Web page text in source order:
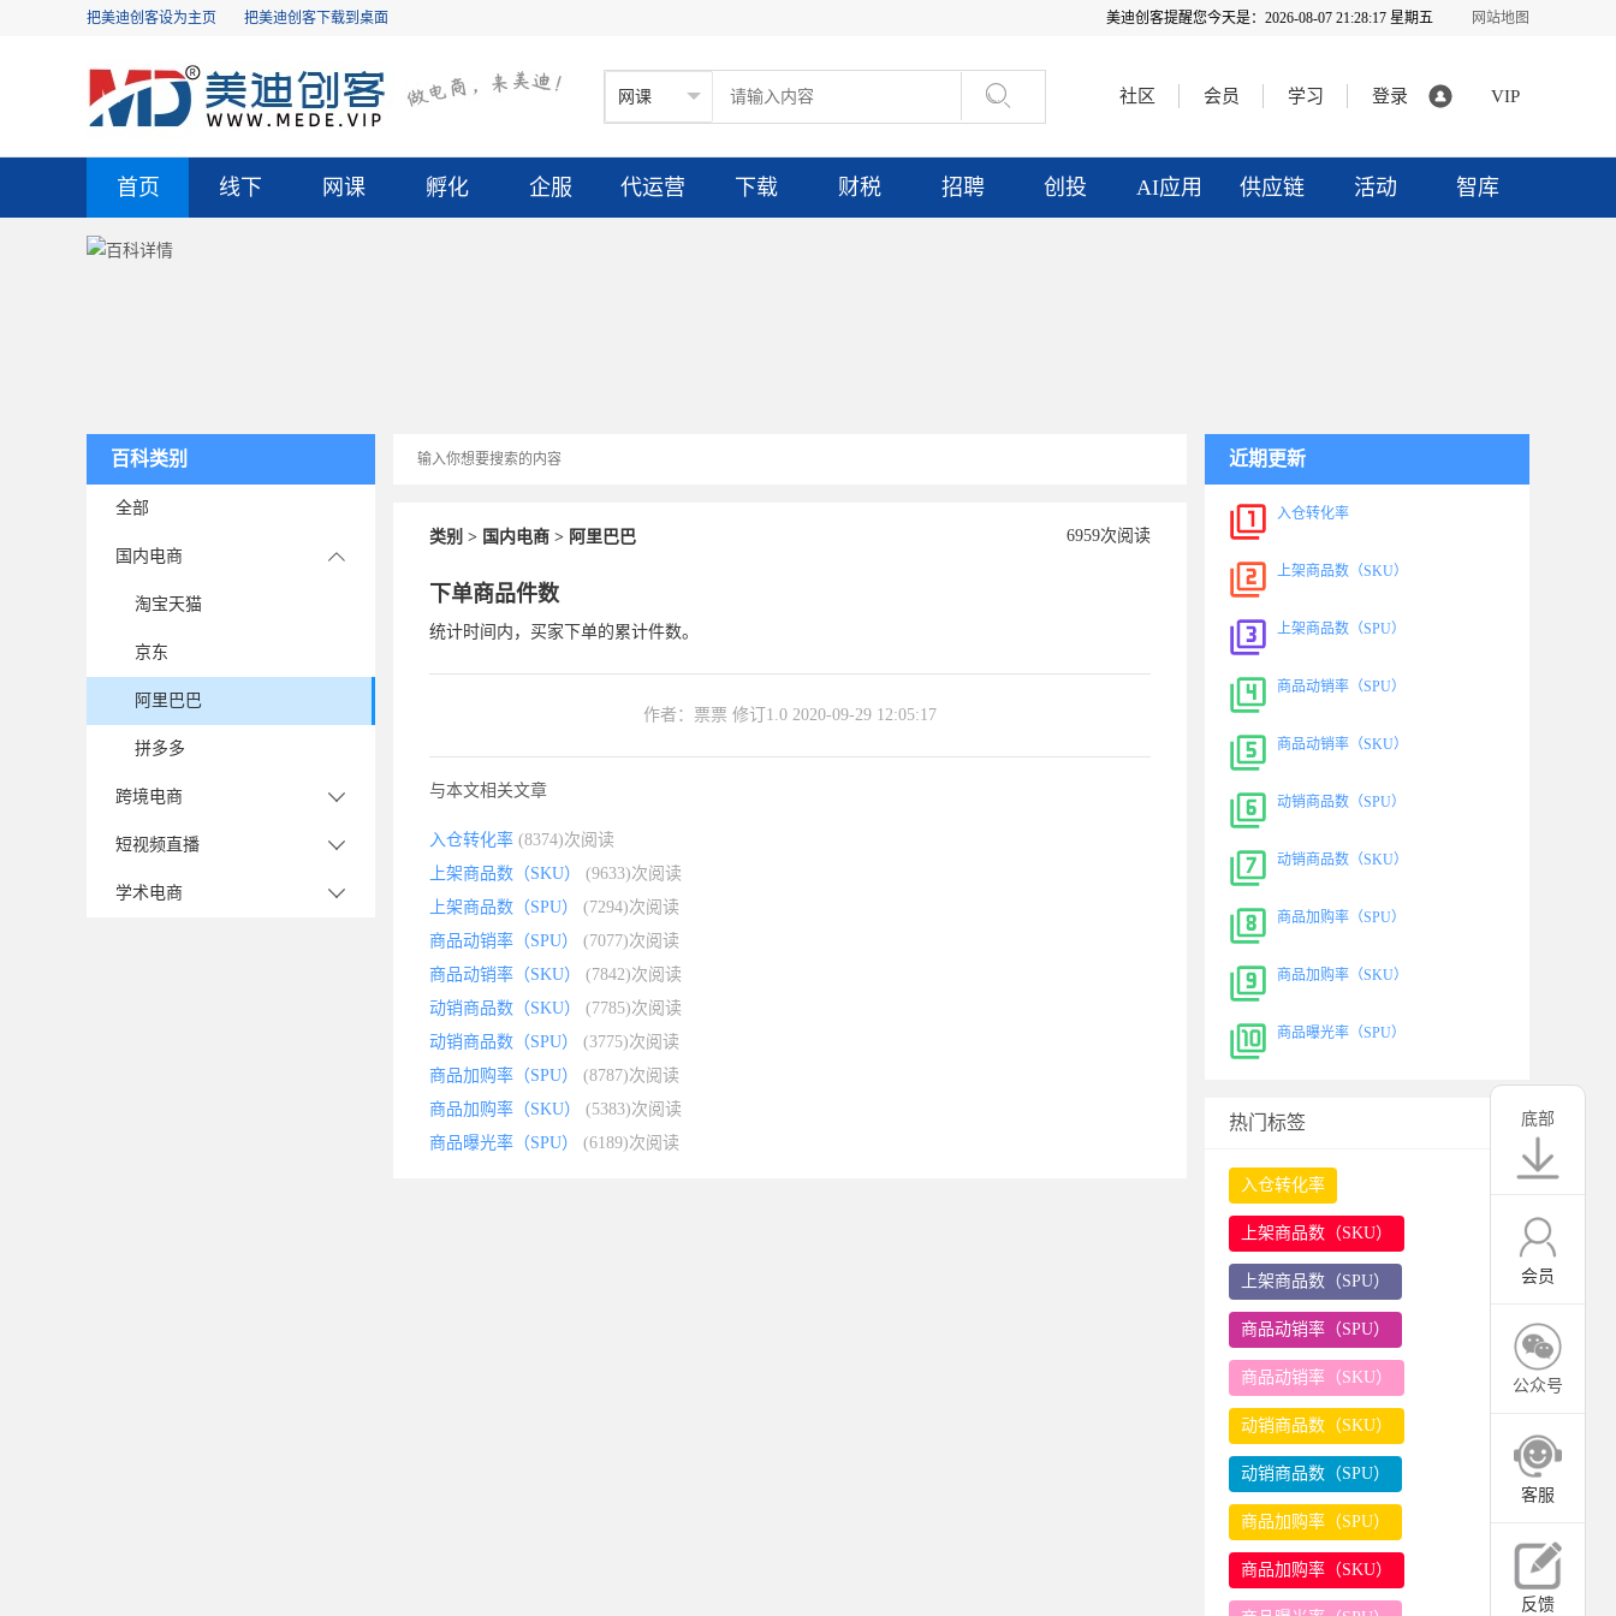
底部
会员
公众号
客服
反馈
把美迪创客设为主页 把美迪创客下载到桌面 美迪创客提醒您今天是： 2026-08-07 21:28:17 星期五 网站地图
 社区 会员 学习 登录 VIP
首页 线下 网课 孵化 企服 代运营 下载 财税 招聘 创投 AI应用 供应链 活动 智库
百科类别
全部
国内电商
淘宝天猫
京东
阿里巴巴
拼多多
跨境电商
短视频直播
学术电商
类别 > 国内电商 > 阿里巴巴 6959次阅读
下单商品件数
统计时间内，买家下单的累计件数。
作者：票票 修订1.0 2020-09-29 12:05:17
与本文相关文章
入仓转化率 (8374)次阅读
上架商品数（SKU）
(9633)次阅读
上架商品数（SPU）
(7294)次阅读
商品动销率（SPU）
(7077)次阅读
商品动销率（SKU）
(7842)次阅读
动销商品数（SKU）
(7785)次阅读
动销商品数（SPU）
(3775)次阅读
商品加购率（SPU）
(8787)次阅读
商品加购率（SKU）
(5383)次阅读
商品曝光率（SPU）
(6189)次阅读
近期更新
入仓转化率
上架商品数（SKU）
上架商品数（SPU）
商品动销率（SPU）
商品动销率（SKU）
动销商品数（SPU）
动销商品数（SKU）
商品加购率（SPU）
商品加购率（SKU）
商品曝光率（SPU）
热门标签
入仓转化率
上架商品数（SKU）
上架商品数（SPU）
商品动销率（SPU）
商品动销率（SKU）
动销商品数（SKU）
动销商品数（SPU）
商品加购率（SPU）
商品加购率（SKU）